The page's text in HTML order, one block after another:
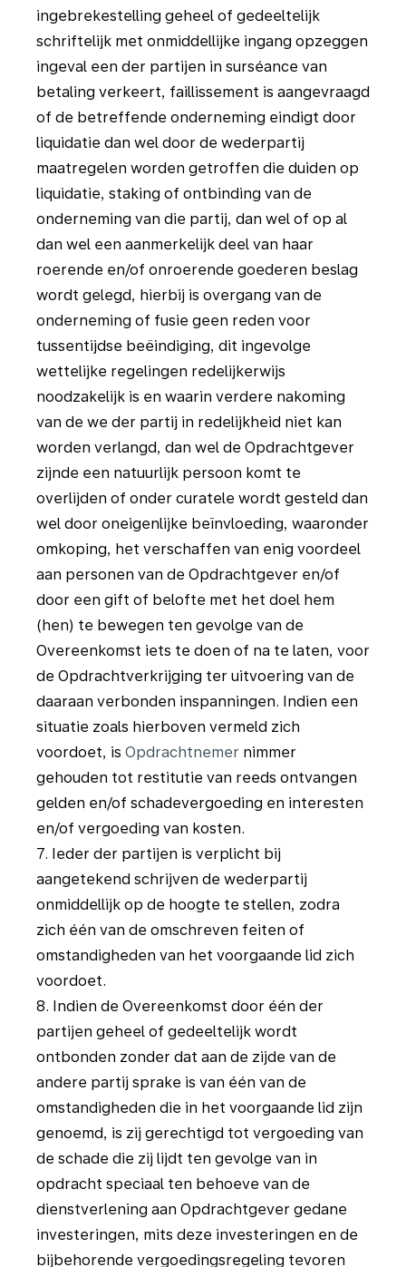
ingebrekestelling geheel of gedeeltelijk
schriftelijk met onmiddellijke ingang opzeggen
ingeval een der partijen in surséance van
betaling verkeert, faillissement is aangevraagd
of de betreffende onderneming eindigt door
liquidatie dan wel door de wederpartij
maatregelen worden getroffen die duiden op
liquidatie, staking of ontbinding van de
onderneming van die partij, dan wel of op al
dan wel een aanmerkelijk deel van haar
roerende en/of onroerende goederen beslag
wordt gelegd, hierbij is overgang van de
onderneming of fusie geen reden voor
tussentijdse beëindiging, dit ingevolge
wettelijke regelingen redelijkerwijs
noodzakelijk is en waarin verdere nakoming
van de we der partij in redelijkheid niet kan
worden verlangd, dan wel de Opdrachtgever
zijnde een natuurlijk persoon komt te
overlijden of onder curatele wordt gesteld dan
wel door oneigenlijke beïnvloeding, waaronder
omkoping, het verschaffen van enig voordeel
aan personen van de Opdrachtgever en/of
door een gift of belofte met het doel hem
(hen) te bewegen ten gevolge van de
Overeenkomst iets te doen of na te laten, voor
de Opdrachtverkrijging ter uitvoering van de
daaraan verbonden inspanningen. Indien een
situatie zoals hierboven vermeld zich
voordoet, is Opdrachtnemer nimmer
gehouden tot restitutie van reeds ontvangen
gelden en/of schadevergoeding en interesten
en/of vergoeding van kosten.
7. Ieder der partijen is verplicht bij
aangetekend schrijven de wederpartij
onmiddellijk op de hoogte te stellen, zodra
zich één van de omschreven feiten of
omstandigheden van het voorgaande lid zich
voordoet.
8. Indien de Overeenkomst door één der
partijen geheel of gedeeltelijk wordt
ontbonden zonder dat aan de zijde van de
andere partij sprake is van één van de
omstandigheden die in het voorgaande lid zijn
genoemd, is zij gerechtigd tot vergoeding van
de schade die zij lijdt ten gevolge van in
opdracht speciaal ten behoeve van de
dienstverlening aan Opdrachtgever gedane
investeringen, mits deze investeringen en de
bijbehorende vergoedingsregeling tevoren